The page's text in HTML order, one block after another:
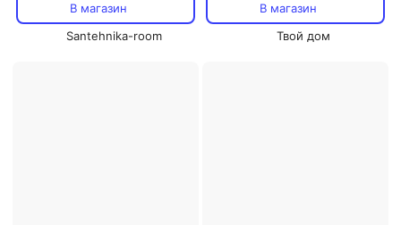
В магазин
Santehnika-room
В магазин
Твой дом